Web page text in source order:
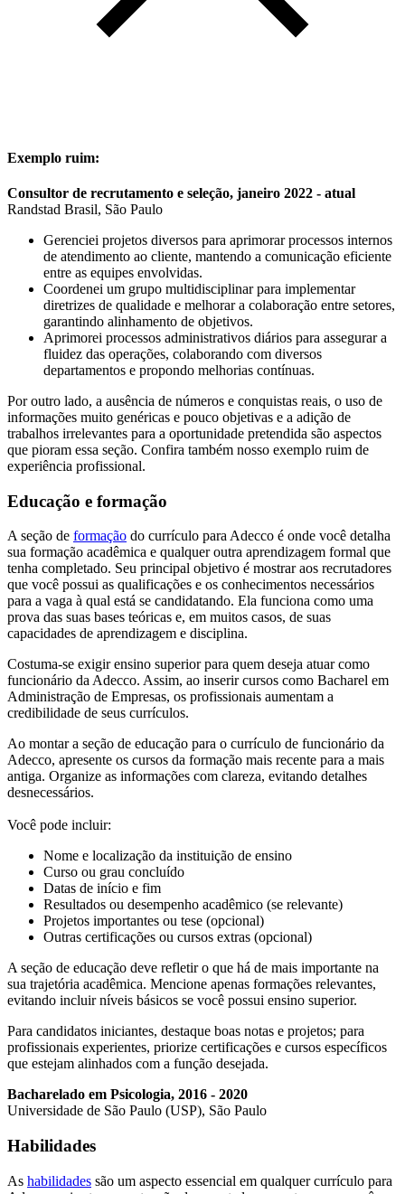
Exemplo ruim:
Consultor de recrutamento e seleção, janeiro 2022 - atual
Randstad Brasil, São Paulo
Gerenciei projetos diversos para aprimorar processos internos
de atendimento ao cliente, mantendo a comunicação eficiente
entre as equipes envolvidas.
Coordenei um grupo multidisciplinar para implementar
diretrizes de qualidade e melhorar a colaboração entre setores,
garantindo alinhamento de objetivos.
Aprimorei processos administrativos diários para assegurar a
fluidez das operações, colaborando com diversos
departamentos e propondo melhorias contínuas.
Por outro lado, a ausência de números e conquistas reais, o uso de
informações muito genéricas e pouco objetivas e a adição de
trabalhos irrelevantes para a oportunidade pretendida são aspectos
que pioram essa seção. Confira também nosso exemplo ruim de
experiência profissional.
Educação e formação
A seção de formação do currículo para Adecco é onde você detalha
sua formação acadêmica e qualquer outra aprendizagem formal que
tenha completado. Seu principal objetivo é mostrar aos recrutadores
que você possui as qualificações e os conhecimentos necessários
para a vaga à qual está se candidatando. Ela funciona como uma
prova das suas bases teóricas e, em muitos casos, de suas
capacidades de aprendizagem e disciplina.
Costuma-se exigir ensino superior para quem deseja atuar como
funcionário da Adecco. Assim, ao inserir cursos como Bacharel em
Administração de Empresas, os profissionais aumentam a
credibilidade de seus currículos.
Ao montar a seção de educação para o currículo de funcionário da
Adecco, apresente os cursos da formação mais recente para a mais
antiga. Organize as informações com clareza, evitando detalhes
desnecessários.
Você pode incluir:
Nome e localização da instituição de ensino
Curso ou grau concluído
Datas de início e fim
Resultados ou desempenho acadêmico (se relevante)
Projetos importantes ou tese (opcional)
Outras certificações ou cursos extras (opcional)
A seção de educação deve refletir o que há de mais importante na
sua trajetória acadêmica. Mencione apenas formações relevantes,
evitando incluir níveis básicos se você possui ensino superior.
Para candidatos iniciantes, destaque boas notas e projetos; para
profissionais experientes, priorize certificações e cursos específicos
que estejam alinhados com a função desejada.
Bacharelado em Psicologia, 2016 - 2020
Universidade de São Paulo (USP), São Paulo
Habilidades
As habilidades são um aspecto essencial em qualquer currículo para